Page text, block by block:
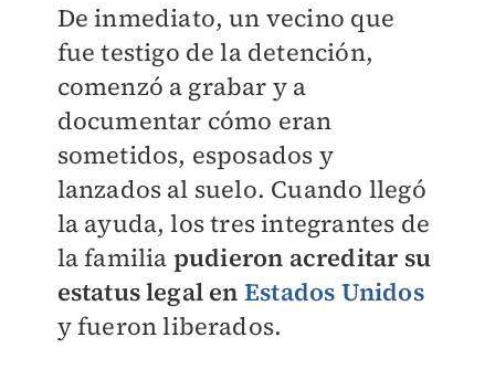
De inmediato, un vecino que
fue testigo de la detención,
comenzó a grabar y a
documentar cómo eran
sometidos, esposados y
lanzados al suelo. Cuando llegó
la ayuda, los tres integrantes de
la familia pudieron acreditar su
estatus legal en Estados Unidos
y fueron liberados.